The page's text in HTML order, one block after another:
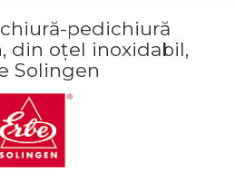
pedichiură
din oțel inoxidabil,
Solingen